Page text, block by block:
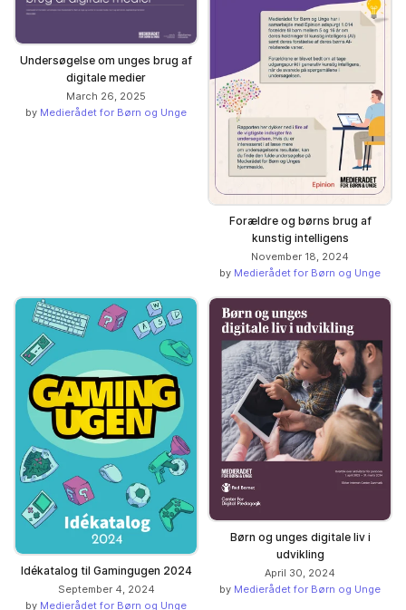
Undersøgelse om unges brug af
digitale medier
March 26, 2025
by Medierådet for Børn og Unge
Forældre og børns brug af
kunstig intelligens
November 18, 2024
by Medierådet for Børn og Unge
Idékatalog til Gamingugen 2024
September 4, 2024
by Medierådet for Børn og Unge
Børn og unges digitale liv i
udvikling
April 30, 2024
by Medierådet for Børn og Unge